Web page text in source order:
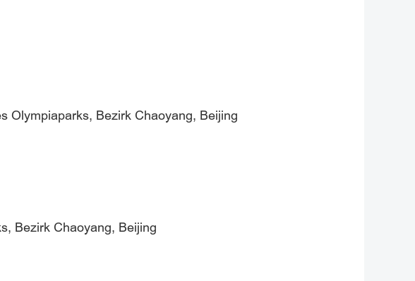
Olympiaparks, Bezirk Chaoyang, Beijing
Bezirk Chaoyang, Beijing